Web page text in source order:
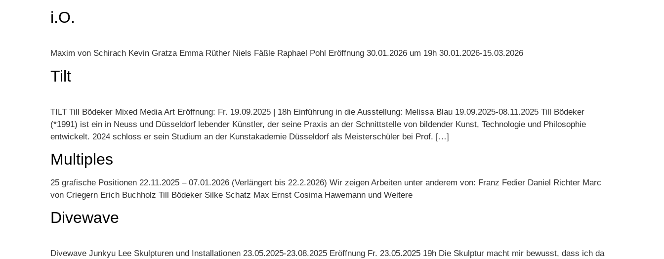
i.O.
Maxim von Schirach Kevin Gratza Emma Rüther Niels Fäßle Raphael Pohl Eröffnung 30.01.2026 um 19h 30.01.2026-15.03.2026
Tilt
TILT Till Bödeker Mixed Media Art Eröffnung: Fr. 19.09.2025 | 18h Einführung in die Ausstellung: Melissa Blau 19.09.2025-08.11.2025 Till Bödeker
(*1991) ist ein in Neuss und Düsseldorf lebender Künstler, der seine Praxis an der Schnittstelle von bildender Kunst, Technologie und Philosophie
entwickelt. 2024 schloss er sein Studium an der Kunstakademie Düsseldorf als Meisterschüler bei Prof. […]
Multiples
25 grafische Positionen 22.11.2025 – 07.01.2026 (Verlängert bis 22.2.2026) Wir zeigen Arbeiten unter anderem von: Franz Fedier Daniel Richter Marc
von Criegern Erich Buchholz Till Bödeker Silke Schatz Max Ernst Cosima Hawemann und Weitere
Divewave
Divewave Junkyu Lee Skulpturen und Installationen 23.05.2025-23.08.2025 Eröffnung Fr. 23.05.2025 19h Die Skulptur macht mir bewusst, dass ich da